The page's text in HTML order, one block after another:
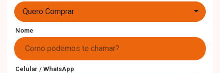
Quero Comprar
Nome
Celular / WhatsApp